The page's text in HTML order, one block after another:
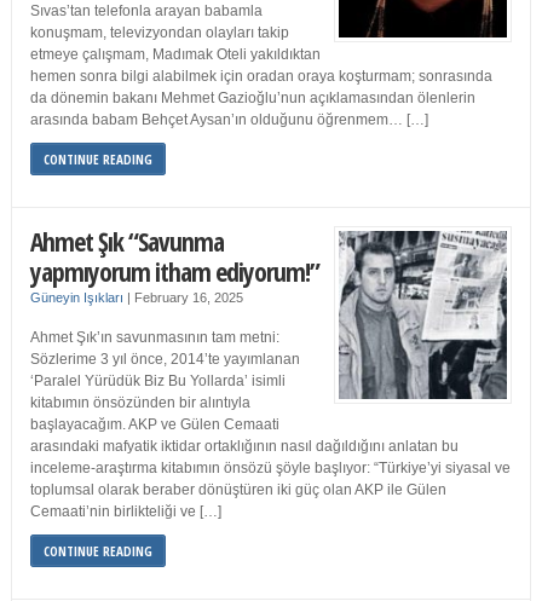
Sıvas’tan telefonla arayan babamla
konuşmam, televizyondan olayları takip
etmeye çalışmam, Madımak Oteli yakıldıktan
hemen sonra bilgi alabilmek için oradan oraya koşturmam; sonrasında
da dönemin bakanı Mehmet Gazioğlu’nun açıklamasından ölenlerin
arasında babam Behçet Aysan’ın olduğunu öğrenmem… […]
CONTINUE READING
Ahmet Şık “Savunma
yapmıyorum itham ediyorum!”
Güneyin Işıkları | February 16, 2025
Ahmet Şık’ın savunmasının tam metni:
Sözlerime 3 yıl önce, 2014’te yayımlanan
‘Paralel Yürüdük Biz Bu Yollarda’ isimli
kitabımın önsözünden bir alıntıyla
başlayacağım. AKP ve Gülen Cemaati
arasındaki mafyatik iktidar ortaklığının nasıl dağıldığını anlatan bu
inceleme-araştırma kitabımın önsözü şöyle başlıyor: “Türkiye’yi siyasal ve
toplumsal olarak beraber dönüştüren iki güç olan AKP ile Gülen
Cemaati’nin birlikteliği ve […]
CONTINUE READING